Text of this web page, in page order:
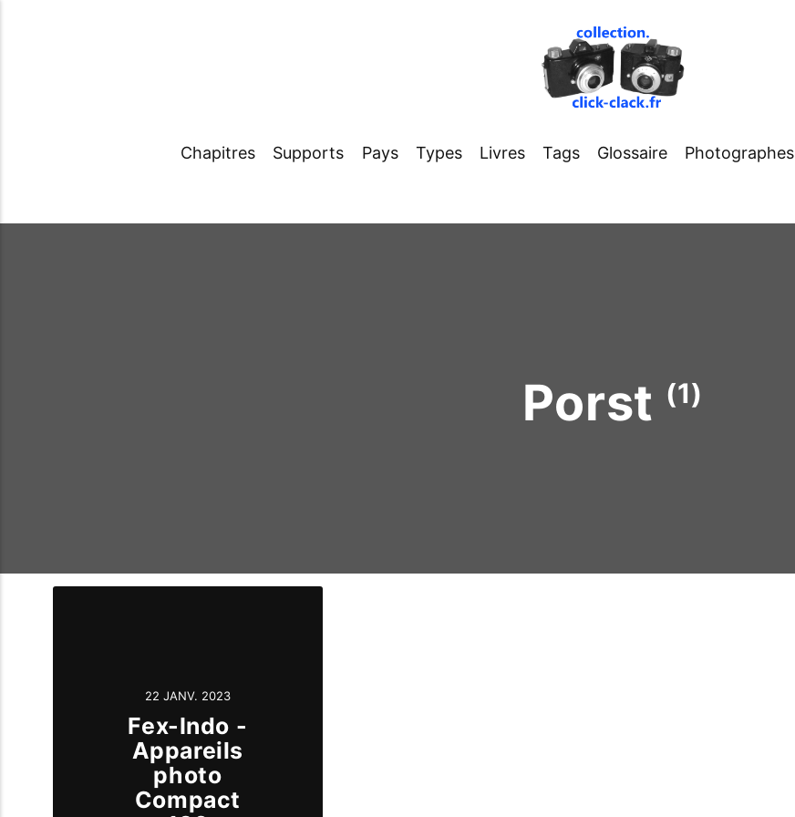
Chapitres Supports Pays Types Livres Tags Glossaire Photographes
Porst (1)
22 JANV. 2023
Fex-Indo -
Appareils
photo
Compact